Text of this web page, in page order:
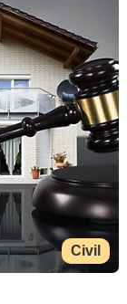
Civil